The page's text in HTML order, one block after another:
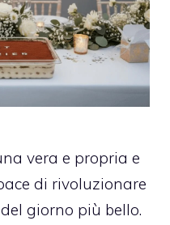
vera e propria e
di rivoluzionare
giorno più bello.